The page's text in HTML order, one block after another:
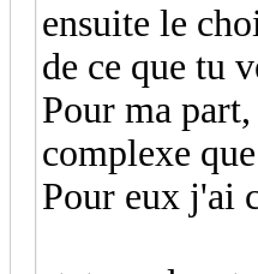
ensuite le
de ce que tu
Pour ma
complexe
Pour eux j'ai